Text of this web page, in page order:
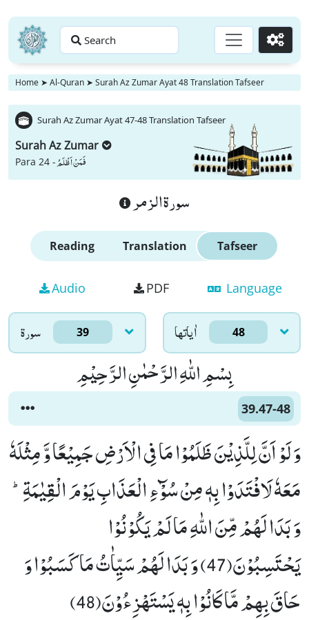
Search Go
Home ➤ Al-Quran ➤ Surah Az Zumar Ayat 48 Translation Tafseer
Surah Az Zumar Ayat 47-48 Translation Tafseer
Surah Az Zumar
Para 24 -فَمَنْ اَظْلَمُ
سورة الزمر
Reading Translation Tafseer
Audio PDF Language
سورۃ 39 اٰياتها 48
بِسْمِ اللّٰهِ الرَّحْمٰنِ الرَّحِیْمِ
39.47-48
وَ لَوْ اَنَّ لِلَّذِیْنَ ظَلَمُوْا مَا فِی الْاَرْضِ جَمِیْعًا وَّ مِثْلَهٗ
مَعَهٗ لَافْتَدَوْا بِهٖ مِنْ سُوْٓءِ الْعَذَابِ یَوْمَ الْقِیٰمَةِؕ-
وَ بَدَا لَهُمْ مِّنَ اللّٰهِ مَا لَمْ یَكُوْنُوْا
یَحْتَسِبُوْنَ(47) وَ بَدَا لَهُمْ سَیِّاٰتُ مَا كَسَبُوْا وَ
حَاقَ بِهِمْ مَّا كَانُوْا بِهٖ یَسْتَهْزِءُوْنَ(48)